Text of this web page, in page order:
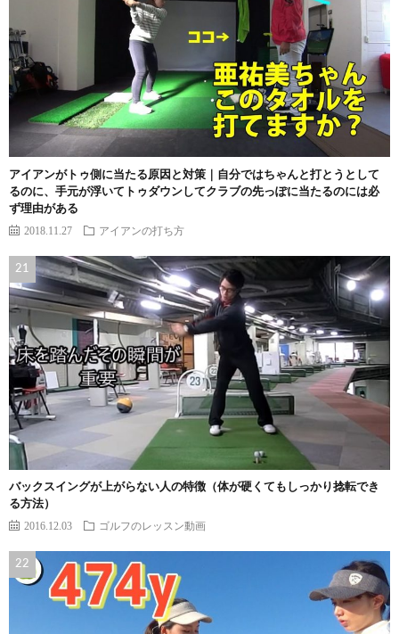
アイアンがトゥ側に当たる原因と対策｜自分ではちゃんと打とうとして
るのに、手元が浮いてトゥダウンしてクラブの先っぽに当たるのには必
ず理由がある
2018.11.27 アイアンの打ち方
バックスイングが上がらない人の特徴（体が硬くてもしっかり捻転でき
る方法）
2016.12.03 ゴルフのレッスン動画